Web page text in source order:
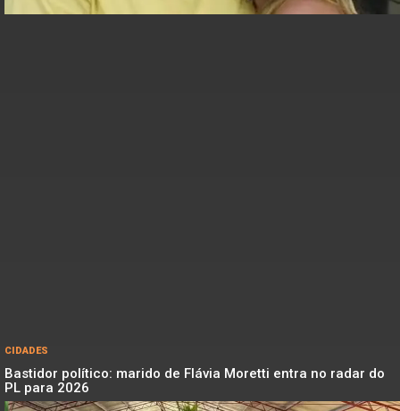
CIDADES
Bastidor político: marido de Flávia Moretti entra no radar do
PL para 2026